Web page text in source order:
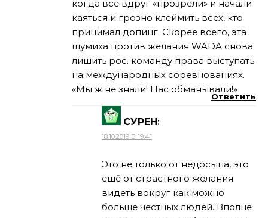
когда все вдруг «прозрели» и начали
каяться и грозно клеймить всех, кто
принимал допинг. Скорее всего, эта
шумиха против желания WADA снова
лишить рос. команду права выступать
на международных соревнованиях.
«Мы ж не знали! Нас обманывали!»
Ответить
СУРЕН:
18.10.2019 В 19:41
Это не только от недосыпа, это
ещё от страстного желания
видеть вокруг как можно
больше честных людей. Вполне